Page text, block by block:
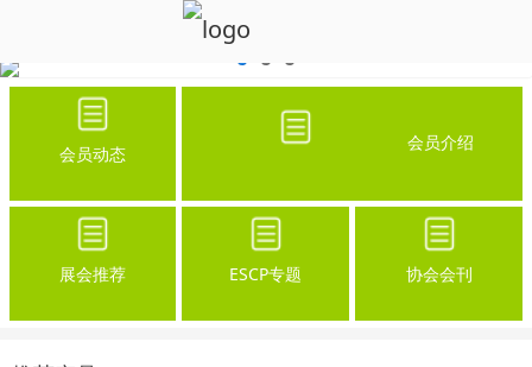
会员动态
会员介绍
展会推荐 ESCP专题 协会会刊